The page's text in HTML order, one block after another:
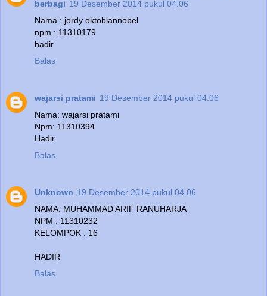
berbagi 19 Desember 2014 pukul 04.06
Nama : jordy oktobiannobel
npm : 11310179
hadir
Balas
wajarsi pratami 19 Desember 2014 pukul 04.06
Nama: wajarsi pratami
Npm: 11310394
Hadir
Balas
Unknown 19 Desember 2014 pukul 04.06
NAMA: MUHAMMAD ARIF RANUHARJA
NPM : 11310232
KELOMPOK : 16
HADIR
Balas